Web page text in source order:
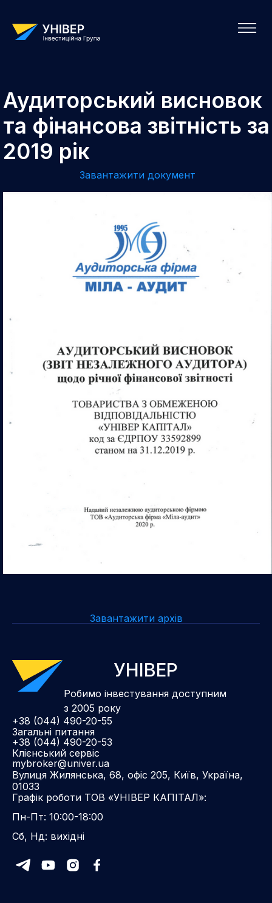
Аудиторський висновок
та фінансова звітність за
2019 рік
Завантажити документ
Завантажити архів
УНІВЕР
Робимо інвестування доступним
з 2005 року
+38 (044) 490-20-55
Загальні питання
+38 (044) 490-20-53
Клієнський сервіс
mybroker@univer.ua
Вулиця Жилянська, 68, офіс 205, Київ, Україна,
01033
Графік роботи ТОВ «УНІВЕР КАПІТАЛ»:
Пн-Пт: 10:00-18:00
Сб, Нд: вихідні